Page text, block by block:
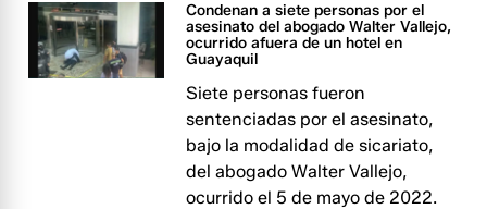
Condenan a siete personas por el
asesinato del abogado Walter Vallejo,
ocurrido afuera de un hotel en
Guayaquil
Siete personas fueron
sentenciadas por el asesinato,
bajo la modalidad de sicariato,
del abogado Walter Vallejo,
ocurrido el 5 de mayo de 2022.